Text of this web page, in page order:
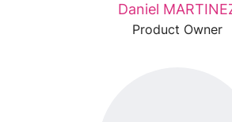
Daniel
Product Owner